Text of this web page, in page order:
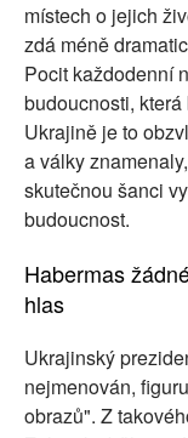
místech o jejich
zdá méně
Pocit každodenní
budoucnosti,
Ukrajině je to
a války
skutečnou šanci
budoucnost.
Habermas
hlas
Ukrajinský
nejmenován,
obrazů". Z